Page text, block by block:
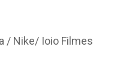
/ Nike/ Ioio Filmes